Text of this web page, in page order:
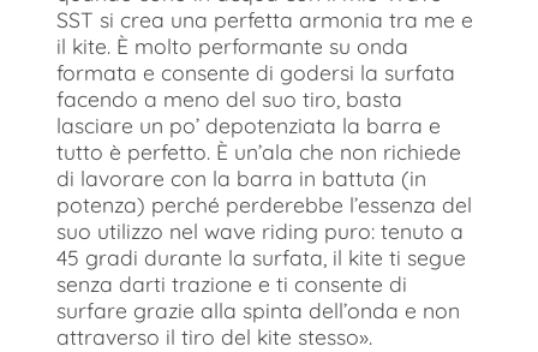
SST si crea una perfetta armonia tra me e
il kite. È molto performante su onda
formata e consente di godersi la surfata
facendo a meno del suo tiro, basta
lasciare un po’ depotenziata la barra e
tutto è perfetto. È un’ala che non richiede
di lavorare con la barra in battuta (in
potenza) perché perderebbe l’essenza del
suo utilizzo nel wave riding puro: tenuto a
45 gradi durante la surfata, il kite ti segue
senza darti trazione e ti consente di
surfare grazie alla spinta dell’onda e non
attraverso il tiro del kite stesso».